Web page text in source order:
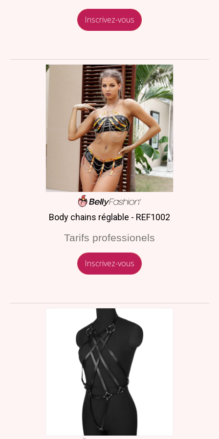
Inscrivez-vous
Body chains réglable - REF1002
Tarifs professionels
Inscrivez-vous